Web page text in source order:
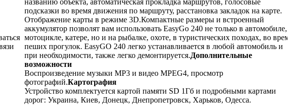
подсказки во время движения по маршруту, расстановка закладок на карте.
Отображение карты в режиме 3D.Компактные размеры и встроенный
аккумулятор позволят вам использовать EasyGo 240 не только в автомобиле,
мотоцикле, катере, но и на рыбалке, охоте, в туристических походах, во
пеших прогулок. EasyGO 240 легко устанавливается в любой автомобиль и
при необходимости, также легко демонтируется.Дополнительные
возможности
Воспроизведение музыки MP3 и видео MPEG4, просмотр
фотографий.Картография
Устройство комплектуется картой памяти SD 1Гб и подробными картами
дорог: Украина, Киев, Донецк, Днепропетровск, Харьков, Одесса.